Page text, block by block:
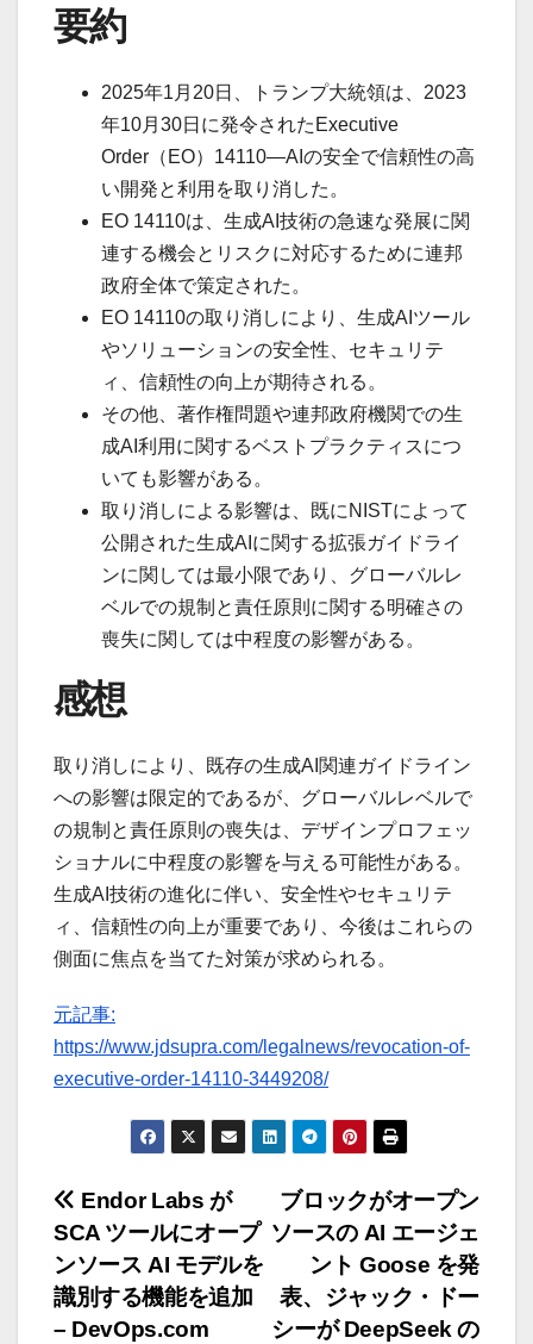
要約
2025年1月20日、トランプ大統領は、2023
年10月30日に発令されたExecutive
Order（EO）14110—AIの安全で信頼性の高
い開発と利用を取り消した。
EO 14110は、生成AI技術の急速な発展に関
連する機会とリスクに対応するために連邦
政府全体で策定された。
EO 14110の取り消しにより、生成AIツール
やソリューションの安全性、セキュリテ
ィ、信頼性の向上が期待される。
その他、著作権問題や連邦政府機関での生
成AI利用に関するベストプラクティスにつ
いても影響がある。
取り消しによる影響は、既にNISTによって
公開された生成AIに関する拡張ガイドライ
ンに関しては最小限であり、グローバルレ
ベルでの規制と責任原則に関する明確さの
喪失に関しては中程度の影響がある。
感想
取り消しにより、既存の生成AI関連ガイドライン
への影響は限定的であるが、グローバルレベルで
の規制と責任原則の喪失は、デザインプロフェッ
ショナルに中程度の影響を与える可能性がある。
生成AI技術の進化に伴い、安全性やセキュリテ
ィ、信頼性の向上が重要であり、今後はこれらの
側面に焦点を当てた対策が求められる。
元記事:
https://www.jdsupra.com/legalnews/revocation-of-
executive-order-14110-3449208/
投
稿
ナ
ブロックがオープン
ソースの AI エージェ
ント Goose を発
表、ジャック・ドー
シーが DeepSeek の
Endor Labs が
SCA ツールにオープ
ンソース AI モデルを
識別する機能を追加
– DevOps.com